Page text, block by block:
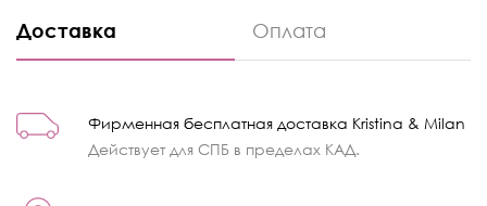
Доставка Оплата
Фирменная бесплатная доставка Kristina & Milan
Действует для СПБ в пределах КАД.